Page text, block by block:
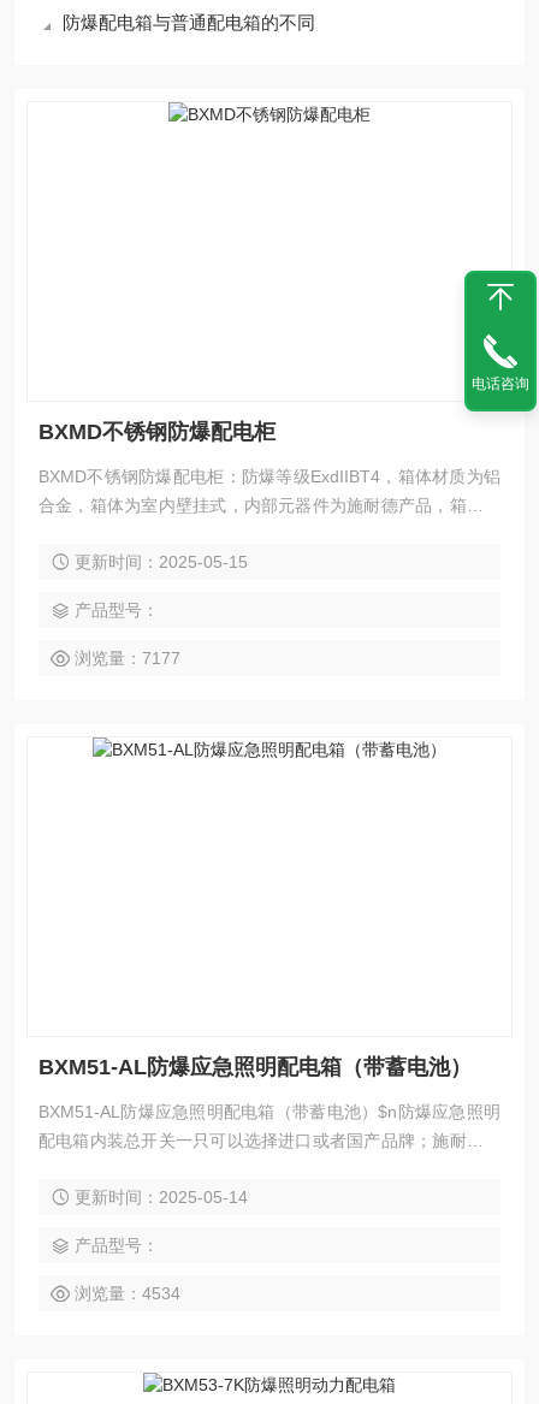
防爆配电箱与普通配电箱的不同
BXMD不锈钢防爆配电柜
BXMD不锈钢防爆配电柜：防爆等级ExdIIBT4，箱体材质为铝
合金，箱体为室内壁挂式，内部元器件为施耐德产品，箱体需
断1个，微断均为三联，20A防爆3孔插座1个，16A防爆5孔插
更新时间：2025-05-15
产品型号：
浏览量：7177
BXM51-AL防爆应急照明配电箱（带蓄电池）
BXM51-AL防爆应急照明配电箱（带蓄电池）$n防爆应急照明
配电箱内装总开关一只可以选择进口或者国产品牌；施耐德或
一只；电源转换器一只；蓄电池以及浪涌防雷保护器箱内均有
更新时间：2025-05-14
产品型号：
浏览量：4534
电话咨询